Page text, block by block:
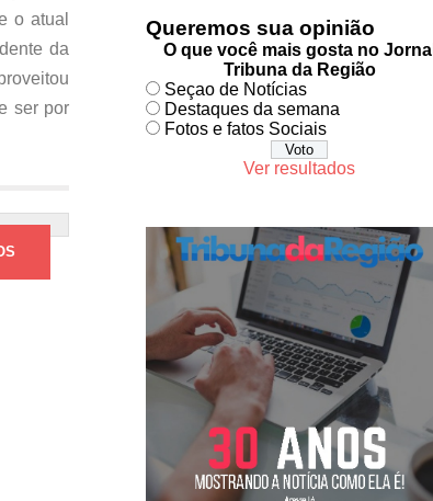
o atual
da
ser por
Queremos sua opinião
O que você mais gosta no Jornal
Tribuna da Região
Seçao de Notícias
Destaques da semana
Fotos e fatos Sociais
Ver resultados